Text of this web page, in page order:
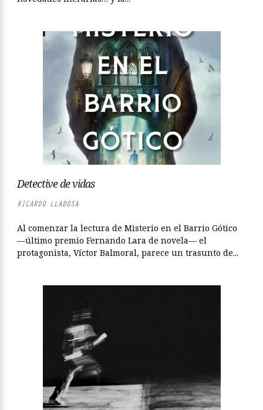
Detective de vidas
RICARDO LLADOSA
Al comenzar la lectura de Misterio en el Barrio Gótico
—último premio Fernando Lara de novela— el
protagonista, Víctor Balmoral, parece un trasunto de...